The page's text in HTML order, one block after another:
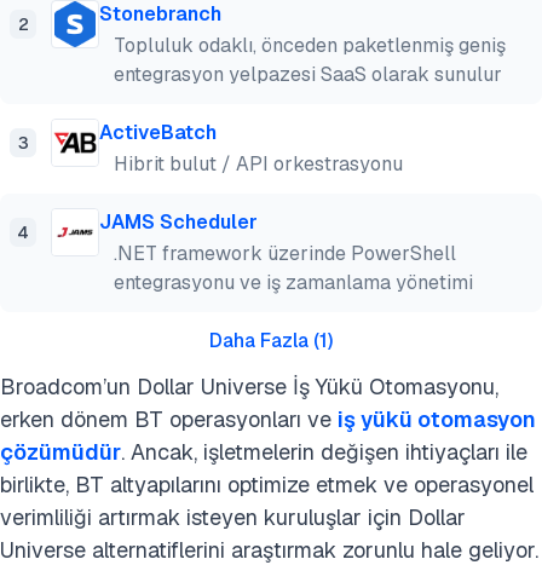
2
Stonebranch
Topluluk odaklı, önceden paketlenmiş geniş
entegrasyon yelpazesi SaaS olarak sunulur
3
ActiveBatch
Hibrit bulut / API orkestrasyonu
4
JAMS Scheduler
.NET framework üzerinde PowerShell
entegrasyonu ve iş zamanlama yönetimi
Daha Fazla (1)
Broadcom’un Dollar Universe İş Yükü Otomasyonu,
erken dönem BT operasyonları ve iş yükü otomasyon
çözümüdür. Ancak, işletmelerin değişen ihtiyaçları ile
birlikte, BT altyapılarını optimize etmek ve operasyonel
verimliliği artırmak isteyen kuruluşlar için Dollar
Universe alternatiflerini araştırmak zorunlu hale geliyor.